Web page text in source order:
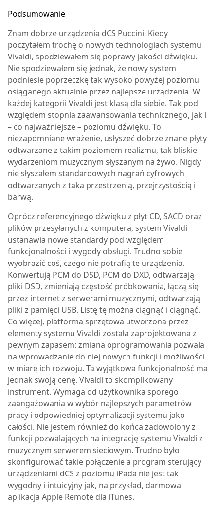
Podsumowanie
Znam dobrze urządzenia dCS Puccini. Kiedy
poczytałem trochę o nowych technologiach systemu
Vivaldi, spodziewałem się poprawy jakości dźwięku.
Nie spodziewałem się jednak, że nowy system
podniesie poprzeczkę tak wysoko powyżej poziomu
osiąganego aktualnie przez najlepsze urządzenia. W
każdej kategorii Vivaldi jest klasą dla siebie. Tak pod
względem stopnia zaawansowania technicznego, jak i
– co najważniejsze – poziomu dźwięku. To
niezapomniane wrażenie, usłyszeć dobrze znane płyty
odtwarzane z takim poziomem realizmu, tak bliskie
wydarzeniom muzycznym słyszanym na żywo. Nigdy
nie słyszałem standardowych nagrań cyfrowych
odtwarzanych z taka przestrzenią, przejrzystością i
barwą.
Oprócz referencyjnego dźwięku z płyt CD, SACD oraz
plików przesyłanych z komputera, system Vivaldi
ustanawia nowe standardy pod względem
funkcjonalności i wygody obsługi. Trudno sobie
wyobrazić coś, czego nie potrafią te urządzenia.
Konwertują PCM do DSD, PCM do DXD, odtwarzają
pliki DSD, zmieniają częstość próbkowania, łączą się
przez internet z serwerami muzycznymi, odtwarzają
pliki z pamięci USB. Listę tę można ciągnąć i ciągnąć.
Co więcej, platforma sprzętowa utworzona przez
elementy systemu Vivaldi została zaprojektowana z
pewnym zapasem: zmiana oprogramowania pozwala
na wprowadzanie do niej nowych funkcji i możliwości
w miarę ich rozwoju. Ta wyjątkowa funkcjonalność ma
jednak swoją cenę. Vivaldi to skomplikowany
instrument. Wymaga od użytkownika sporego
zaangażowania w wybór najlepszych parametrów
pracy i odpowiedniej optymalizacji systemu jako
całości. Nie jestem również do końca zadowolony z
funkcji pozwalających na integrację systemu Vivaldi z
muzycznym serwerem sieciowym. Trudno było
skonfigurować takie połączenie a program sterujący
urządzeniami dCS z poziomu iPada nie jest tak
wygodny i intuicyjny jak, na przykład, darmowa
aplikacja Apple Remote dla iTunes.